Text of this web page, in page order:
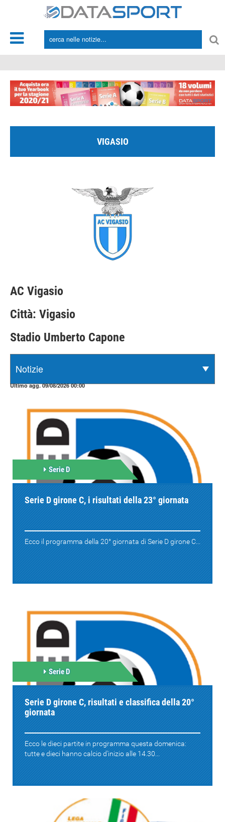
VIGASIO
AC Vigasio
Città: Vigasio
Stadio Umberto Capone
Ultimo agg. 09/08/2026 00:00
Serie D
Serie D girone C, i risultati della 23° giornata
Ecco il programma della 20° giornata di Serie D girone C...
Serie D
Serie D girone C, risultati e classifica della 20°
giornata
Ecco le dieci partite in programma questa domenica:
tutte e dieci hanno calcio d'inizio alle 14.30...